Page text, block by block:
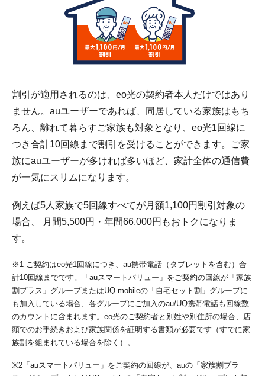
割引が適用されるのは、eo光の契約者本人だけではあり
ません。auユーザーであれば、同居している家族はもち
ろん、離れて暮らすご家族も対象となり、eo光1回線に
つき合計10回線まで割引を受けることができます。ご家
族にauユーザーが多ければ多いほど、家計全体の通信費
が一気にスリムになります。
例えば5人家族で5回線すべてが月額1,100円割引対象の
場合、 月間5,500円・年間66,000円もおトクになりま
す。
※1 ご契約はeo光1回線につき、au携帯電話（タブレットを含む）合
計10回線までです。「auスマートバリュー」をご契約の回線が「家族
割プラス」グループまたはUQ mobileの「自宅セット割」グループに
も加入している場合、各グループにご加入のau/UQ携帯電話も回線数
のカウントに含まれます。eo光のご契約者と別姓や別住所の場合、店
頭でのお手続きおよび家族関係を証明する書類が必要です（すでに家
族割を組まれている場合を除く）。
※2「auスマートバリュー」をご契約の回線が、auの「家族割プラ